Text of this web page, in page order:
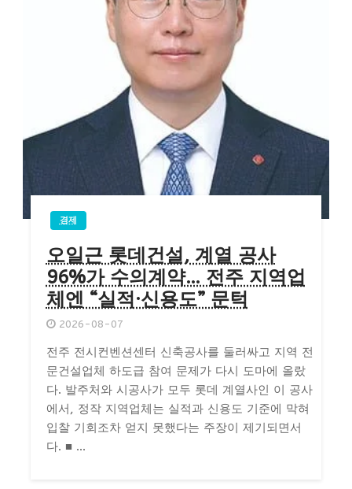
경제
오일근 롯데건설, 계열 공사
96%가 수의계약… 전주 지역업
체엔 “실적·신용도” 문턱
2026-08-07
전주 전시컨벤션센터 신축공사를 둘러싸고 지역 전
문건설업체 하도급 참여 문제가 다시 도마에 올랐
다. 발주처와 시공사가 모두 롯데 계열사인 이 공사
에서, 정작 지역업체는 실적과 신용도 기준에 막혀
입찰 기회조차 얻지 못했다는 주장이 제기되면서
다. ■ ...